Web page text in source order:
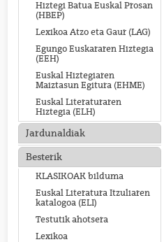
Hiztegi Batua Euskal Prosan
(HBEP)
Lexikoa Atzo eta Gaur (LAG)
Egungo Euskararen Hiztegia
(EEH)
Euskal Hiztegiaren
Maiztasun Egitura (EHME)
Euskal Literaturaren
Hiztegia (ELH)
Jardunaldiak
Besterik
KLASIKOAK bilduma
Euskal Literatura Itzuliaren
katalogoa (ELI)
Testutik ahotsera
Lexikoa